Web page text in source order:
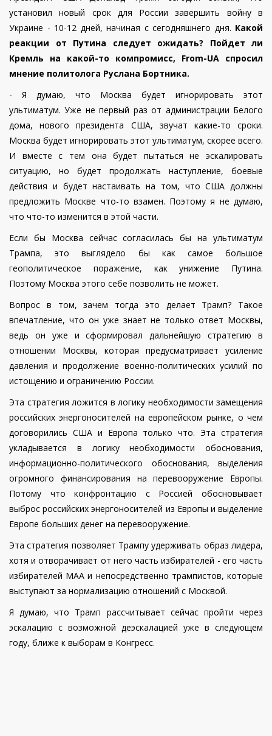
установил новый срок для России завершить войну в
Украине - 10-12 дней, начиная с сегодняшнего дня. Какой
реакции от Путина следует ожидать? Пойдет ли
Кремль на какой-то компромисс, From-UA спросил
мнение политолога Руслана Бортника.
- Я думаю, что Москва будет игнорировать этот
ультиматум. Уже не первый раз от администрации Белого
дома, нового президента США, звучат какие-то сроки.
Москва будет игнорировать этот ультиматум, скорее всего.
И вместе с тем она будет пытаться не эскалировать
ситуацию, но будет продолжать наступление, боевые
действия и будет настаивать на том, что США должны
предложить Москве что-то взамен. Поэтому я не думаю,
что что-то изменится в этой части.
Если бы Москва сейчас согласилась бы на ультиматум
Трампа, это выглядело бы как самое большое
геополитическое поражение, как унижение Путина.
Поэтому Москва этого себе позволить не может.
Вопрос в том, зачем тогда это делает Трамп? Такое
впечатление, что он уже знает не только ответ Москвы,
ведь он уже и сформировал дальнейшую стратегию в
отношении Москвы, которая предусматривает усиление
давления и продолжение военно-политических усилий по
истощению и ограничению России.
Эта стратегия ложится в логику необходимости замещения
российских энергоносителей на европейском рынке, о чем
договорились США и Европа только что. Эта стратегия
укладывается в логику необходимости обоснования,
информационно-политического обоснования, выделения
огромного финансирования на перевооружение Европы.
Потому что конфронтацию с Россией обосновывает
выброс российских энергоносителей из Европы и выделение
Европе больших денег на перевооружение.
Эта стратегия позволяет Трампу удерживать образ лидера,
хотя и отворачивает от него часть избирателей - его часть
избирателей МАԌА и непосредственно трампистов, которые
выступают за нормализацию отношений с Москвой.
Я думаю, что Трамп рассчитывает сейчас пройти через
эскалацию с возможной деэскалацией уже в следующем
году, ближе к выборам в Конгресс.